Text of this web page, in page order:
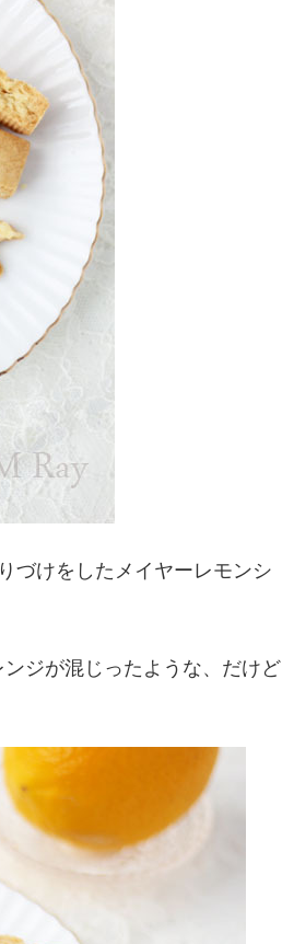
づけをしたメイヤーレモンシ
ジが混じったような、だけど